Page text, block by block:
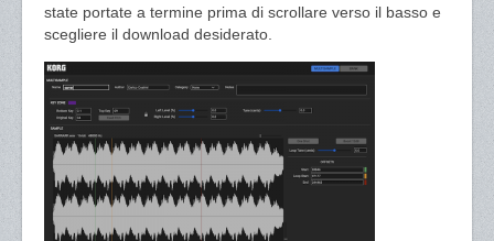
state portate a termine prima di scrollare verso il basso e
scegliere il download desiderato.